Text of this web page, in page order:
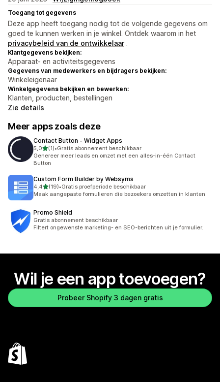
Toegang tot gegevens
Deze app heeft toegang nodig tot de volgende gegevens om
goed te kunnen werken in je winkel. Ontdek waarom in het
privacybeleid van de ontwikkelaar .
Klantgegevens bekijken:
Apparaat- en activiteitsgegevens
Gegevens van medewerkers en bijdragers bekijken:
Winkeleigenaar
Winkelgegevens bekijken en bewerken:
Klanten, producten, bestellingen
Zie details
Meer apps zoals deze
Contact Button ‑ Widget Apps
5,0van 5 sterren
(1)
1 recensies in totaal
•Gratis abonnement beschikbaar
Genereer meer leads en omzet met een alles-in-één Contact
Button
Custom Form Builder by Websyms
4,4van 5 sterren
(19)
19 recensies in totaal
•Gratis proefperiode beschikbaar
Maak aangepaste formulieren die bezoekers omzetten in klanten
Promo Shield
Gratis abonnement beschikbaar
Filtert ongewenste marketing- en SEO-berichten uit je formulier.
Wil je een app toevoegen?
Probeer Shopify 3 dagen gratis